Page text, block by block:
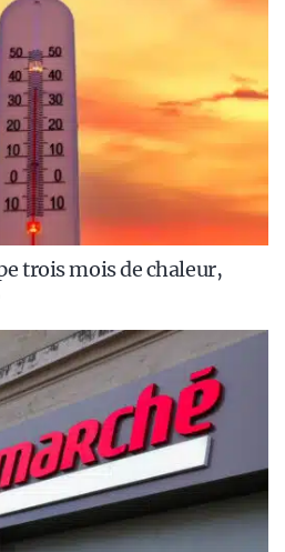
trois mois de chaleur,